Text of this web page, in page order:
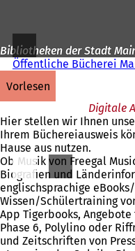
Bibliotheken der Stadt
Öffentliche Bücherei
vorlesen
Digitale
Hier stellen wir Ihnen
Ihrem Büchereiausweis
Hause aus nutzen.
Ob Musik von Freegal
Biografien und
englischsprachige
Wissen/Schülertraining
App Tigerbooks,
Phase 6, Polylino oder
und Zeitschriften von